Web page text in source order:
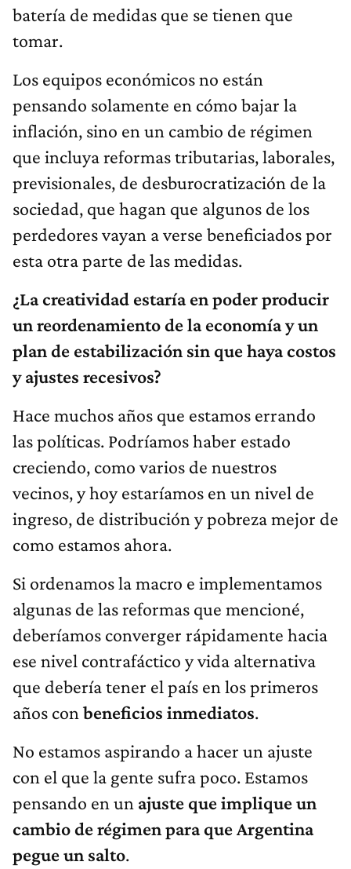
batería de medidas que se tienen que
tomar.
Los equipos económicos no están
pensando solamente en cómo bajar la
inflación, sino en un cambio de régimen
que incluya reformas tributarias, laborales,
previsionales, de desburocratización de la
sociedad, que hagan que algunos de los
perdedores vayan a verse beneficiados por
esta otra parte de las medidas.
¿La creatividad estaría en poder producir
un reordenamiento de la economía y un
plan de estabilización sin que haya costos
y ajustes recesivos?
Hace muchos años que estamos errando
las políticas. Podríamos haber estado
creciendo, como varios de nuestros
vecinos, y hoy estaríamos en un nivel de
ingreso, de distribución y pobreza mejor de
como estamos ahora.
Si ordenamos la macro e implementamos
algunas de las reformas que mencioné,
deberíamos converger rápidamente hacia
ese nivel contrafáctico y vida alternativa
que debería tener el país en los primeros
años con beneficios inmediatos.
No estamos aspirando a hacer un ajuste
con el que la gente sufra poco. Estamos
pensando en un ajuste que implique un
cambio de régimen para que Argentina
pegue un salto.